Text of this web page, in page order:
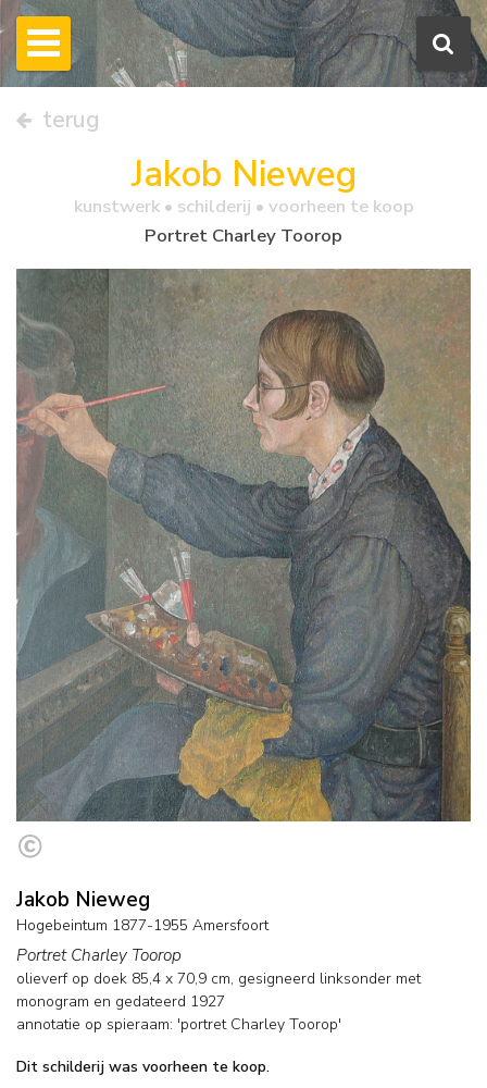
terug
Jakob Nieweg
kunstwerk • schilderij • voorheen te koop
Portret Charley Toorop
Jakob Nieweg
Hogebeintum 1877-1955 Amersfoort
Portret Charley Toorop
olieverf op doek 85,4 x 70,9 cm, gesigneerd linksonder met
monogram en gedateerd 1927
annotatie op spieraam: 'portret Charley Toorop'
Dit schilderij was voorheen te koop.